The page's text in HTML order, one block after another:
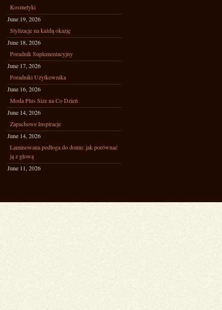
Kosmetyki
June 19, 2026
Stylizacje na każdą okazję
June 18, 2026
Poradnik Suplementacyjny
June 17, 2026
Poradniki Użytkownika
June 16, 2026
Moda Plus Size na Co Dzień
June 14, 2026
Zapachowe Inspiracje
June 14, 2026
Laminowana podłoga do domu: jak porównać
ją z głową
June 11, 2026